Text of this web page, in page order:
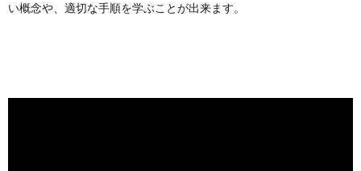
い概念や、適切な手順を学ぶことが出来ます。